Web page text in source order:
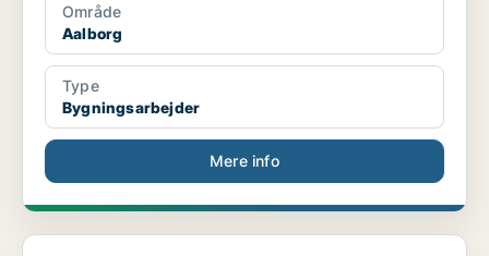
Område
Aalborg
Type
Bygningsarbejder
Mere info
Koordinerende funktion på Tilbud for børn og voksn...